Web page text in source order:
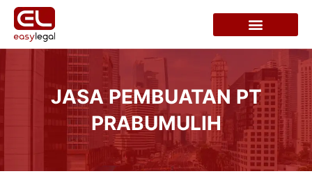
JASA PEMBUATAN PT
PRABUMULIH